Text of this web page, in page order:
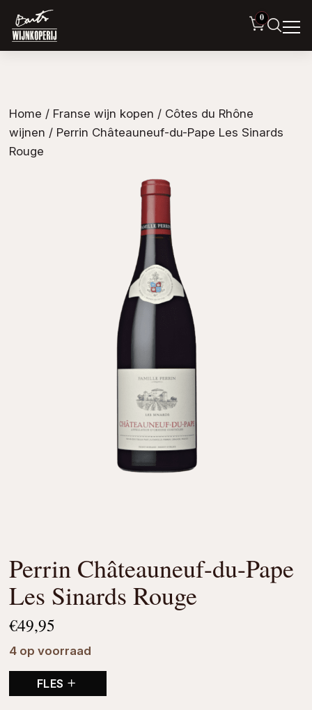
0
Home / Franse wijn kopen / Côtes du Rhône
wijnen / Perrin Châteauneuf-du-Pape Les Sinards
Rouge
Perrin Châteauneuf-du-Pape
Les Sinards Rouge
€49,95
4 op voorraad
FLES